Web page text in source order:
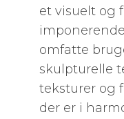
et visuelt og
omfatte
skulpturelle
teksturer og
der er i